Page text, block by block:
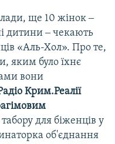
ще 10 жінок ‒
дитини ‒ чекають
«Аль-Хол». Про те,
яким було їхнє
вони
Крим.Реалії
для біженців у
об'єднання